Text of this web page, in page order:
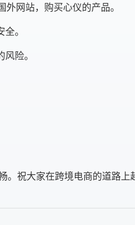
网站，购买心仪的产品。
。
险。
祝大家在跨境电商的道路上